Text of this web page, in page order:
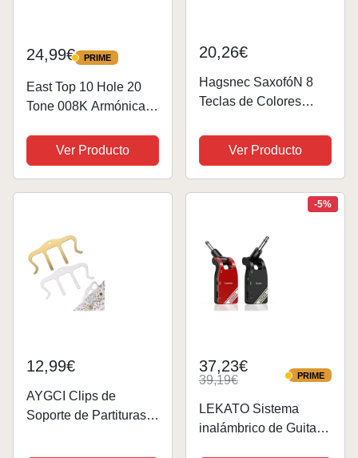
24,99€ PRIME
PRIME
East Top 10 Hole 20
Tone 008K Armónica
con estuche azul,
Armónica estándar
para adultos,
estudiantes
Ver Producto
20,26€
Hagsnec SaxofóN 8
Teclas de Colores
SimulacióN MetáLicos
Tocar Mini
Instrumentos de Viento
Musicales para NiñOs
Ver Producto
12,99€
AYGCI Clips de
Soporte de Partituras
-5%
37,23€
39,19€ PRIME
PRIME
LEKATO Sistema
inalámbrico de Guitarra